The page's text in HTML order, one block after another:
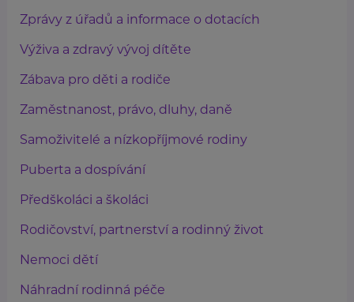
Zprávy z úřadů a informace o dotacích
Výživa a zdravý vývoj dítěte
Zábava pro děti a rodiče
Zaměstnanost, právo, dluhy, daně
Samoživitelé a nízkopříjmové rodiny
Puberta a dospívání
Předškoláci a školáci
Rodičovství, partnerství a rodinný život
Nemoci dětí
Náhradní rodinná péče